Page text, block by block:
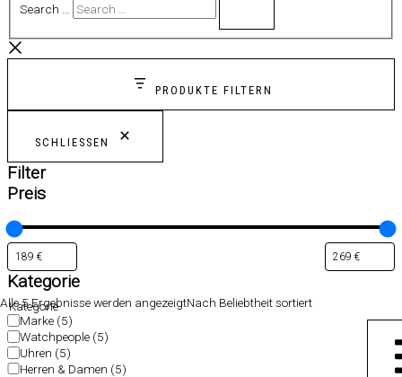
Alle 5 Ergebnisse werden angezeigtNach Beliebtheit sortiert
Search …
PRODUKTE FILTERN
SCHLIESSEN
Filter
Preis
Kategorie
Kategorie
Marke (5)
Watchpeople (5)
Uhren (5)
Herren & Damen (5)